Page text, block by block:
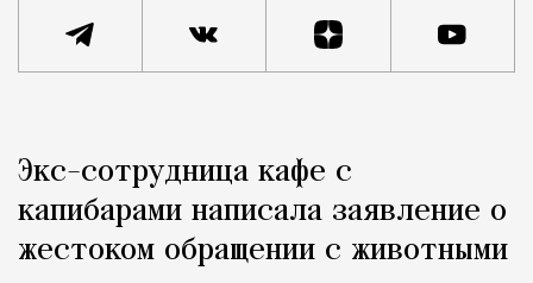
Город
Экс-сотрудница кафе с
капибарами написала заявление о
жестоком обращении с животными